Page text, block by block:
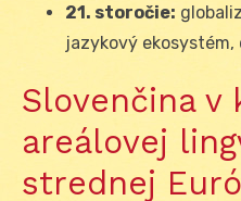
21. storočie:
jazykový ekosystém,
Slovenčina v
areálovej
strednej